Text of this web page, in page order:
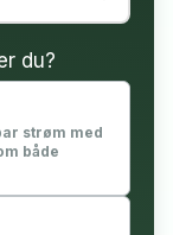
du?
strøm med
både